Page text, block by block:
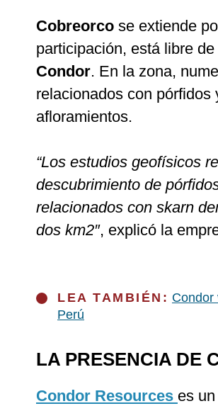
Cobreorco se extiende
participación, está libre
Condor. En la zona,
relacionados con
afloramientos.
“Los estudios geofísicos
descubrimiento de
relacionados con skarn
dos km2″, explicó la
LEA TAMBIÉN: Condor
Perú
LA PRESENCIA DE
Condor Resources es